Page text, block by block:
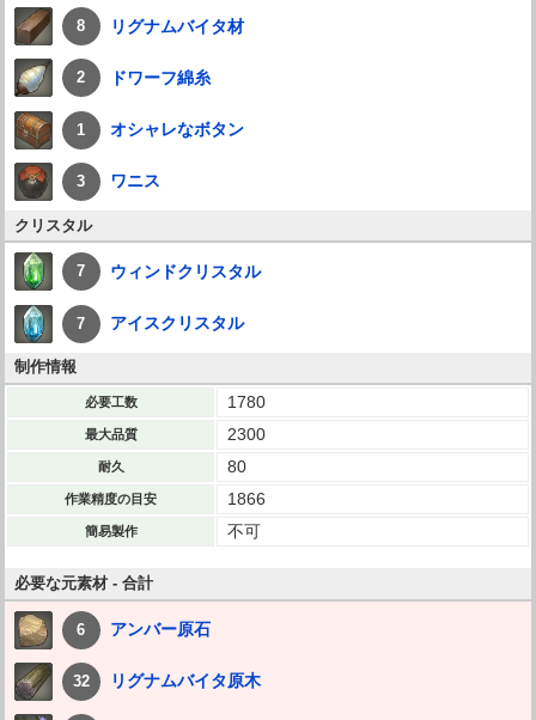
8 リグナムバイタ材
2 ドワーフ綿糸
1 オシャレなボタン
3 ワニス
クリスタル
7 ウィンドクリスタル
7 アイスクリスタル
制作情報
必要工数 1780
最大品質 2300
耐久 80
作業精度の目安 1866
簡易製作 不可
必要な元素材 - 合計
6 アンバー原石
32 リグナムバイタ原木